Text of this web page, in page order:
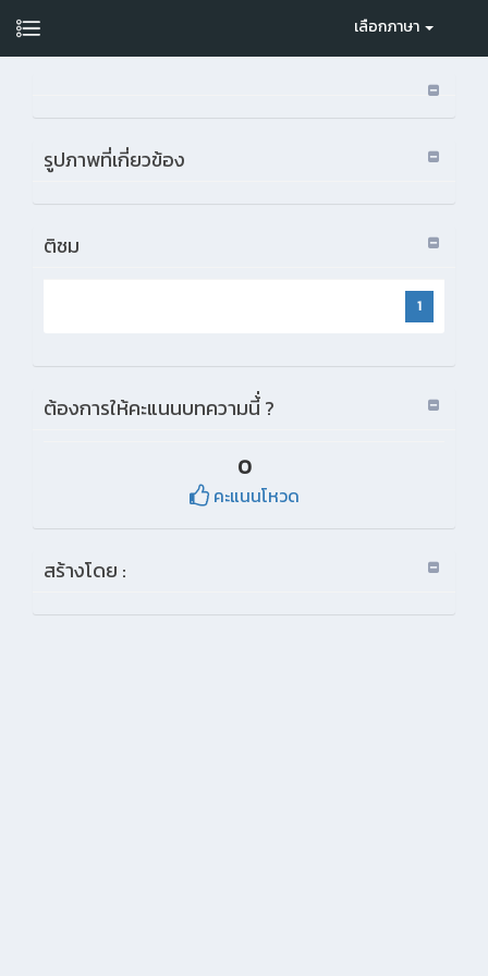
เลือกภาษา
รูปภาพที่เกี่ยวข้อง
ติชม
1
ต้องการให้คะแนนบทความนี้่ ?
0
คะแนนโหวด
สร้างโดย :